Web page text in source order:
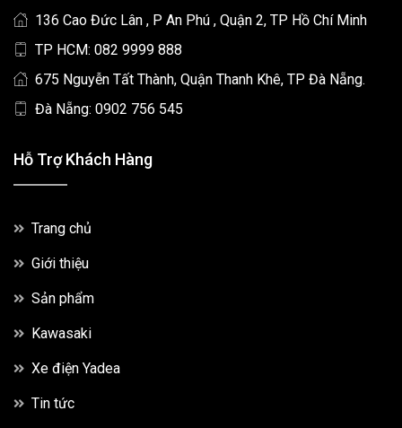
136 Cao Đức Lân , P An Phú , Quận 2, TP Hồ Chí Minh
TP HCM: 082 9999 888
675 Nguyễn Tất Thành, Quận Thanh Khê, TP Đà Nẵng.
Đà Nẵng: 0902 756 545
Hỗ Trợ Khách Hàng
Trang chủ
Giới thiệu
Sản phẩm
Kawasaki
Xe điện Yadea
Tin tức